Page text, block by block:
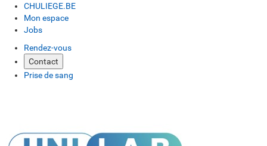
CHULIEGE.BE
Mon espace
Jobs
Rendez-vous
Contact
Prise de sang